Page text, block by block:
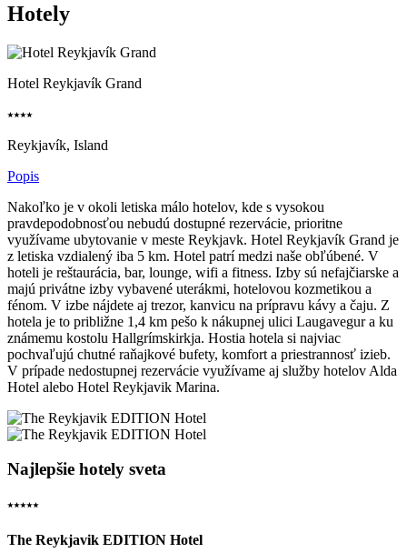
Hotely
Hotel Reykjavík Grand
⭑⭑⭑⭑
Reykjavík, Island
Popis
Nakoľko je v okoli letiska málo hotelov, kde s vysokou
pravdepodobnosťou nebudú dostupné rezervácie, prioritne
využívame ubytovanie v meste Reykjavk. Hotel Reykjavík Grand je
z letiska vzdialený iba 5 km. Hotel patrí medzi naše obľúbené. V
hoteli je reštaurácia, bar, lounge, wifi a fitness. Izby sú nefajčiarske a
majú privátne izby vybavené uterákmi, hotelovou kozmetikou a
fénom. V izbe nájdete aj trezor, kanvicu na prípravu kávy a čaju. Z
hotela je to približne 1,4 km pešo k nákupnej ulici Laugavegur a ku
známemu kostolu Hallgrímskirkja. Hostia hotela si najviac
pochvaľujú chutné raňajkové bufety, komfort a priestrannosť izieb.
V prípade nedostupnej rezervácie využívame aj služby hotelov Alda
Hotel alebo Hotel Reykjavik Marina.
Najlepšie hotely sveta
⭑⭑⭑⭑⭑
The Reykjavik EDITION Hotel